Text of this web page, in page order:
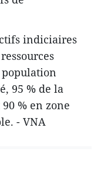
indiciaires
95 % de la
% ​en zone
- VNA